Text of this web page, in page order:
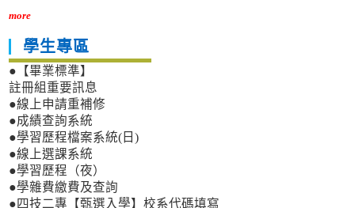
more
學生專區
●【畢業標準】
註冊組重要訊息
●線上申請重補修
●成績查詢系統
●學習歷程檔案系統(日)
●線上選課系統
●學習歷程（夜）
●學雜費繳費及查詢
●四技二專【甄選入學】校系代碼填寫